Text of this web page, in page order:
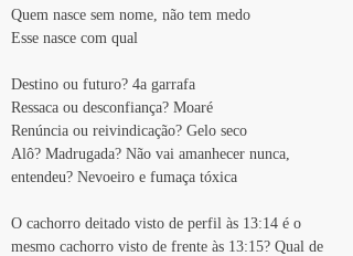
Quem nasce sem nome, não tem medo
Esse nasce com qual
Destino ou futuro? 4a garrafa
Ressaca ou desconfiança? Moaré
Renúncia ou reivindicação? Gelo seco
Alô? Madrugada? Não vai amanhecer nunca,
entendeu? Nevoeiro e fumaça tóxica
O cachorro deitado visto de perfil às 13:14 é o
mesmo cachorro visto de frente às 13:15? Qual de